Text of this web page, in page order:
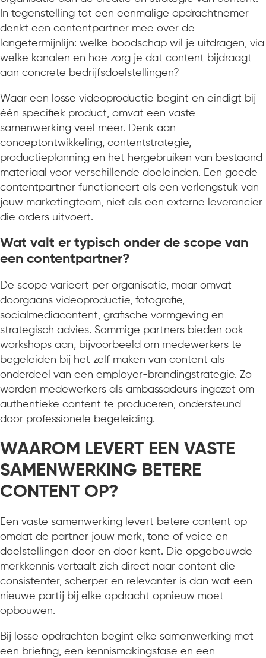
In tegenstelling tot een eenmalige opdrachtnemer
denkt een contentpartner mee over de
langetermijnlijn: welke boodschap wil je uitdragen, via
welke kanalen en hoe zorg je dat content bijdraagt
aan concrete bedrijfsdoelstellingen?
Waar een losse videoproductie begint en eindigt bij
één specifiek product, omvat een vaste
samenwerking veel meer. Denk aan
conceptontwikkeling, contentstrategie,
productieplanning en het hergebruiken van bestaand
materiaal voor verschillende doeleinden. Een goede
contentpartner functioneert als een verlengstuk van
jouw marketingteam, niet als een externe leverancier
die orders uitvoert.
Wat valt er typisch onder de scope van
een contentpartner?
De scope varieert per organisatie, maar omvat
doorgaans videoproductie, fotografie,
socialmediacontent, grafische vormgeving en
strategisch advies. Sommige partners bieden ook
workshops aan, bijvoorbeeld om medewerkers te
begeleiden bij het zelf maken van content als
onderdeel van een employer-brandingstrategie. Zo
worden medewerkers als ambassadeurs ingezet om
authentieke content te produceren, ondersteund
door professionele begeleiding.
WAAROM LEVERT EEN VASTE
SAMENWERKING BETERE
CONTENT OP?
Een vaste samenwerking levert betere content op
omdat de partner jouw merk, tone of voice en
doelstellingen door en door kent. Die opgebouwde
merkkennis vertaalt zich direct naar content die
consistenter, scherper en relevanter is dan wat een
nieuwe partij bij elke opdracht opnieuw moet
opbouwen.
Bij losse opdrachten begint elke samenwerking met
een briefing, een kennismakingsfase en een